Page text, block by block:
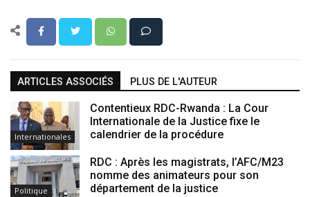
ARTICLES ASSOCIÉS PLUS DE L'AUTEUR
Internationales
Contentieux RDC-Rwanda : La Cour
Internationale de la Justice fixe le
calendrier de la procédure
Politique
RDC : Après les magistrats, l’AFC/M23
nomme des animateurs pour son
département de la justice